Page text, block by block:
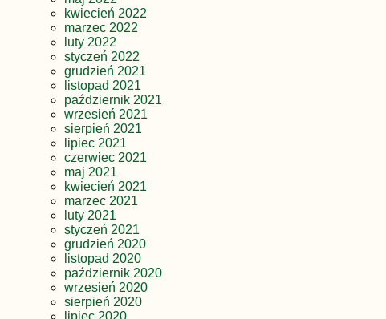
kwiecień 2022
marzec 2022
luty 2022
styczeń 2022
grudzień 2021
listopad 2021
październik 2021
wrzesień 2021
sierpień 2021
lipiec 2021
czerwiec 2021
maj 2021
kwiecień 2021
marzec 2021
luty 2021
styczeń 2021
grudzień 2020
listopad 2020
październik 2020
wrzesień 2020
sierpień 2020